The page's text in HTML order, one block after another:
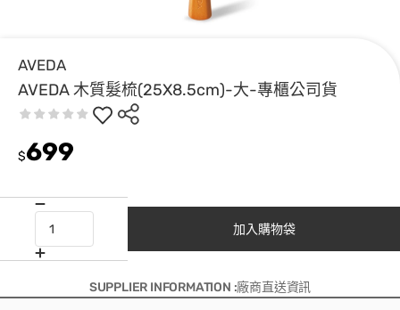
AVEDA
AVEDA 木質髮梳(25X8.5cm)-大-專櫃公司貨
$699
加入購物袋
SUPPLIER INFORMATION :廠商直送資訊